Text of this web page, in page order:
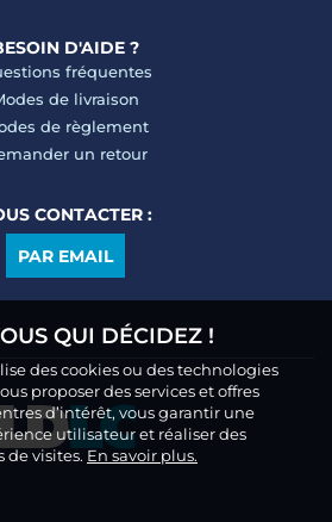
D'AIDE ?
fréquentes
de livraison
de règlement
un retour
CONTACTER :
PAR EMAIL
QUI DÉCIDEZ !
des cookies ou des technologies
proposer des services et offres
d’intérêt, vous garantir une
utilisateur et réaliser des
de visites. En savoir plus.